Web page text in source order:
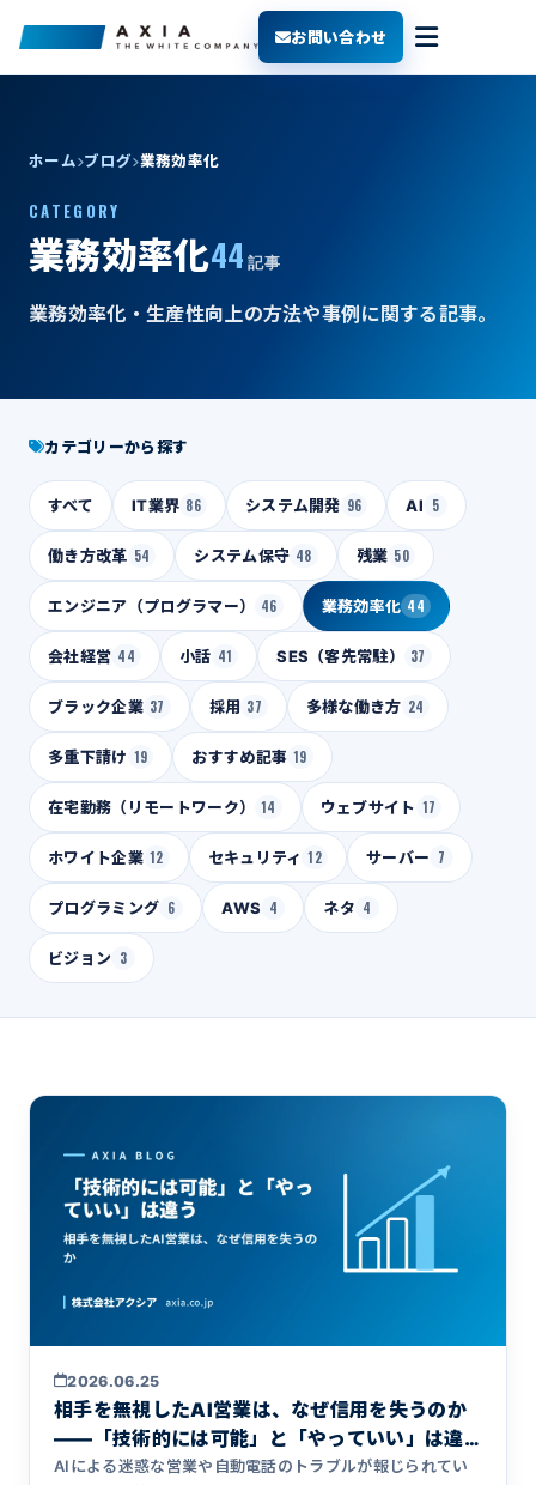
お問い合わせ
ホーム ブログ 業務効率化
CATEGORY
業務効率化44 記事
業務効率化・生産性向上の方法や事例に関する記事。
カテゴリーから探す
すべて IT業界 86 システム開発 96 AI 5
働き方改革 54 システム保守 48 残業 50
エンジニア（プログラマー） 46 業務効率化 44
会社経営 44 小話 41 SES（客先常駐） 37
ブラック企業 37 採用 37 多様な働き方 24
多重下請け 19 おすすめ記事 19
在宅勤務（リモートワーク） 14 ウェブサイト 17
ホワイト企業 12 セキュリティ 12 サーバー 7
プログラミング 6 AWS 4 ネタ 4
ビジョン 3
2026.06.25
相手を無視したAI営業は、なぜ信用を失うのか
――「技術的には可能」と「やっていい」は違
う
AIによる迷惑な営業や自動電話のトラブルが報じられてい